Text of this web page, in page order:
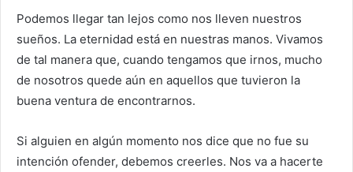
Podemos llegar tan lejos como nos lleven nuestros
sueños. La eternidad está en nuestras manos. Vivamos
de tal manera que, cuando tengamos que irnos, mucho
de nosotros quede aún en aquellos que tuvieron la
buena ventura de encontrarnos.
Si alguien en algún momento nos dice que no fue su
intención ofender, debemos creerles. Nos va a hacerte